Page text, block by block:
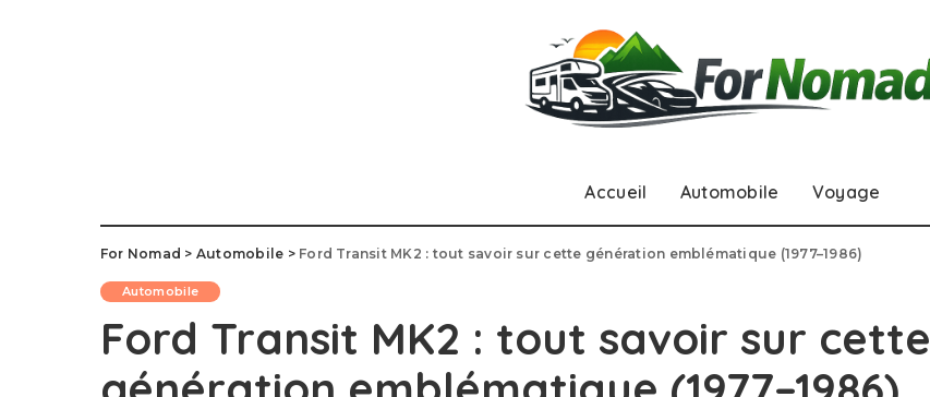
Accueil Automobile Voyage
For Nomad > Automobile > Ford Transit MK2 : tout savoir sur cette génération emblématique (1977–1986)
Automobile
Ford Transit MK2 : tout savoir sur cette